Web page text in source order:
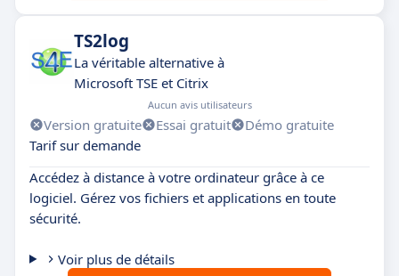
TS2log
La véritable alternative à
Microsoft TSE et Citrix
Aucun avis utilisateurs
Version gratuite Essai gratuit
Démo gratuite
Tarif sur demande
Accédez à distance à votre ordinateur grâce à ce
logiciel. Gérez vos fichiers et applications en toute
sécurité.
Voir plus de détails